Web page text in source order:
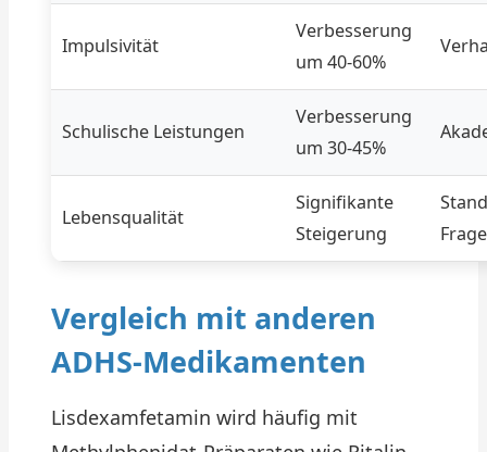
Impulsivität
Verbesserung
um 40-60%
Schulische Leistungen
Verbesserung
um 30-45%
Lebensqualität
Signifikante
Steigerung
Vergleich mit anderen
ADHS-Medikamenten
Lisdexamfetamin wird häufig mit